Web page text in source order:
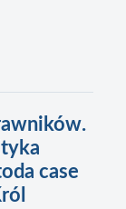
case